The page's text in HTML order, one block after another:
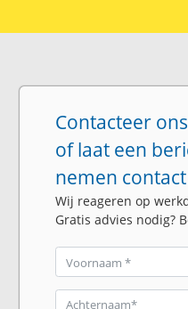
Contacteer
of laat een
nemen
Wij reageren op
Gratis advies nodig?